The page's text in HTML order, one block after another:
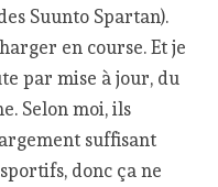
Suunto Spartan).
en course. Et je
par mise à jour, du
Selon moi, ils
suffisant
donc ça ne